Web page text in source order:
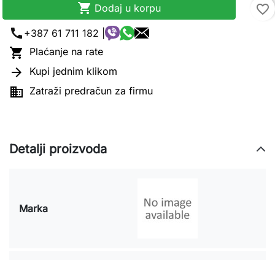
 Dodaj u korpu
favorite_border
call +387 61 711 182 |
 Plaćanje na rate
 Kupi jednim klikom
 Zatraži predračun za firmu
Detalji proizvoda
Marka